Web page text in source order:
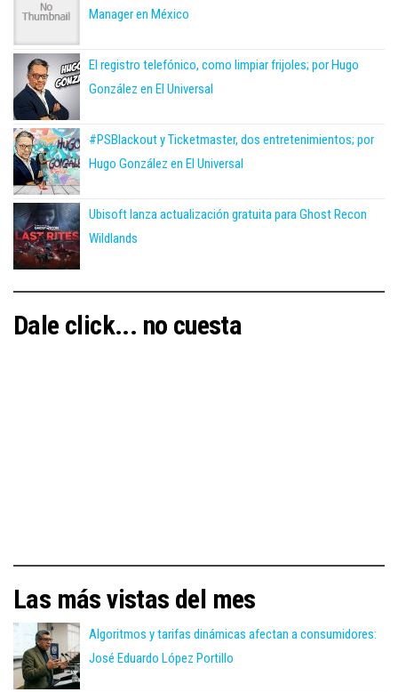
Manager en México
El registro telefónico, como limpiar frijoles; por Hugo
González en El Universal
#PSBlackout y Ticketmaster, dos entretenimientos; por
Hugo González en El Universal
Ubisoft lanza actualización gratuita para Ghost Recon
Wildlands
Dale click... no cuesta
Las más vistas del mes
Algoritmos y tarifas dinámicas afectan a consumidores:
José Eduardo López Portillo